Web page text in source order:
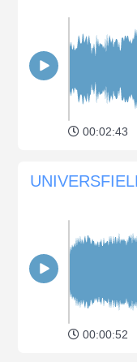
00:02:43
00:00:52